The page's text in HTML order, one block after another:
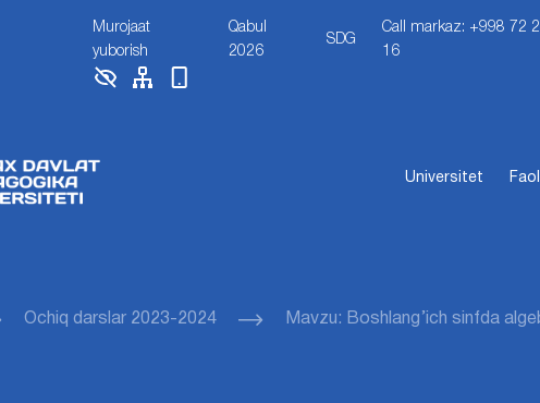
Murojaat
yuborish
Qabul
2026
SDG
Call markaz: +998 72
16
Universitet
Ochiq darslar 2023-2024 Mavzu: Boshlang’ich sinfda